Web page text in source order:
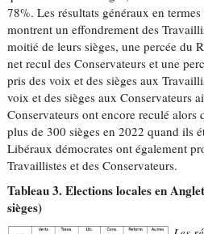
78%. Les résultats généraux en
montrent un effondrement des
moitié de leurs sièges, une percée du
net recul des Conservateurs et une
pris des voix et des sièges aux
voix et des sièges aux Conservateurs
Conservateurs ont encore reculé alors
plus de 300 sièges en 2022 quand ils
Libéraux démocrates ont également
Travaillistes et des Conservateurs.
Tableau 3. Elections locales en
sièges)